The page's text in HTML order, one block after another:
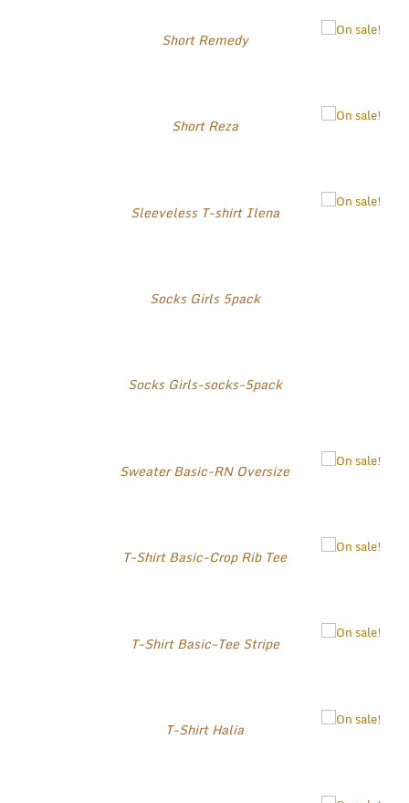
Short Remedy
Short Reza
Sleeveless T-shirt Ilena
Socks Girls 5pack
Socks Girls-socks-5pack
Sweater Basic-RN Oversize
T-Shirt Basic-Crop Rib Tee
T-Shirt Basic-Tee Stripe
T-Shirt Halia